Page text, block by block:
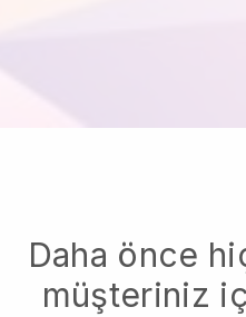
Daha önce
müşteriniz